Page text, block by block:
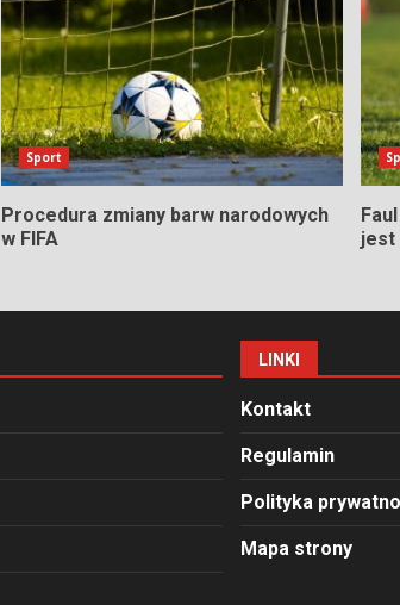
Sport
Procedura zmiany barw narodowych
w FIFA
jest
LINKI
Kontakt
Regulamin
Polityka
Mapa strony